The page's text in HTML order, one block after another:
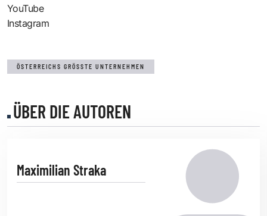
YouTube
Instagram
ÖSTERREICHS GRÖSSTE UNTERNEHMEN
ÜBER DIE AUTOREN
Maximilian Straka